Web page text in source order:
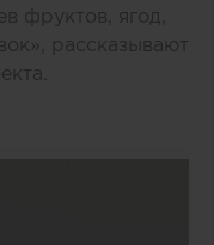
фруктов, ягод,
рассказывают